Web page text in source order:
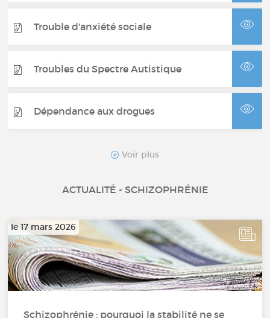
Trouble d'anxiété sociale
Troubles du Spectre Autistique
Dépendance aux drogues
Dépendance tabagique
Boulimie
Psychose
Voir plus
ACTUALITÉ - SCHIZOPHRÉNIE
le 17 mars 2026
Schizophrénie : pourquoi la stabilité ne se